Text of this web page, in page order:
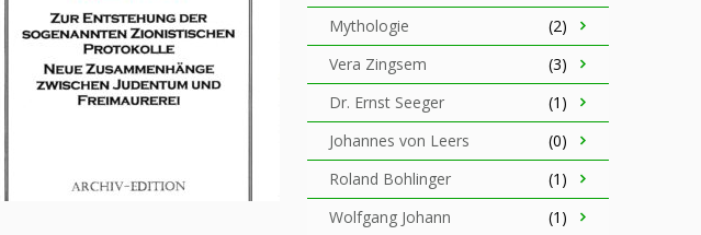
Mythologie
(2)
Vera Zingsem
(3)
Dr. Ernst Seeger
(1)
Johannes von Leers
(0)
Roland Bohlinger
(1)
Wolfgang Johann
(1)